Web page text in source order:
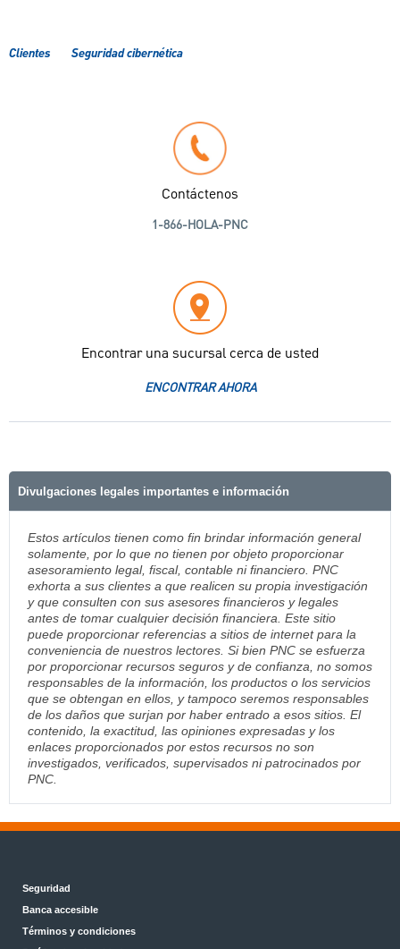
Clientes Seguridad cibernética
Contáctenos
1-866-HOLA-PNC
Encontrar una sucursal cerca de usted
ENCONTRAR AHORA
Divulgaciones legales importantes e información
Estos artículos tienen como fin brindar información general
solamente, por lo que no tienen por objeto proporcionar
asesoramiento legal, fiscal, contable ni financiero. PNC
exhorta a sus clientes a que realicen su propia investigación
y que consulten con sus asesores financieros y legales
antes de tomar cualquier decisión financiera. Este sitio
puede proporcionar referencias a sitios de internet para la
conveniencia de nuestros lectores. Si bien PNC se esfuerza
por proporcionar recursos seguros y de confianza, no somos
responsables de la información, los productos o los servicios
que se obtengan en ellos, y tampoco seremos responsables
de los daños que surjan por haber entrado a esos sitios. El
contenido, la exactitud, las opiniones expresadas y los
enlaces proporcionados por estos recursos no son
investigados, verificados, supervisados ni patrocinados por
PNC.
Seguridad
Banca accesible
Términos y condiciones